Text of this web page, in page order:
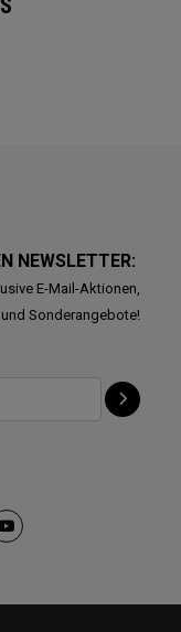
NEWSLETTER:
E-Mail-Aktionen,
Sonderangebote!